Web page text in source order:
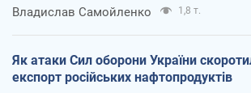
Владислав Самойленко 1,8 т.
Як атаки Сил оборони України
експорт російських нафтопродуктів